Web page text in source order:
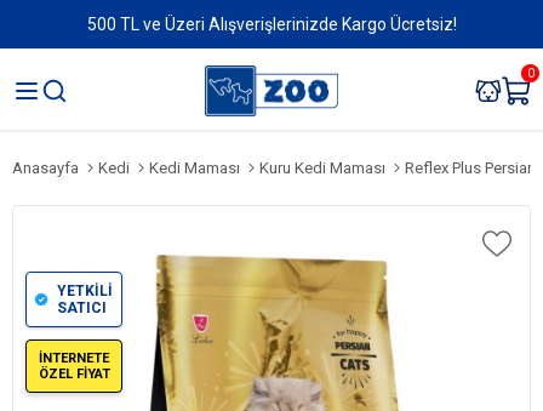
500 TL ve Üzeri Alışverişlerinizde Kargo Ücretsiz!
0
Anasayfa Kedi Kedi Maması Kuru Kedi Maması Reflex Plus Persian
YETKİLİ
SATICI
İNTERNETE
ÖZEL FİYAT